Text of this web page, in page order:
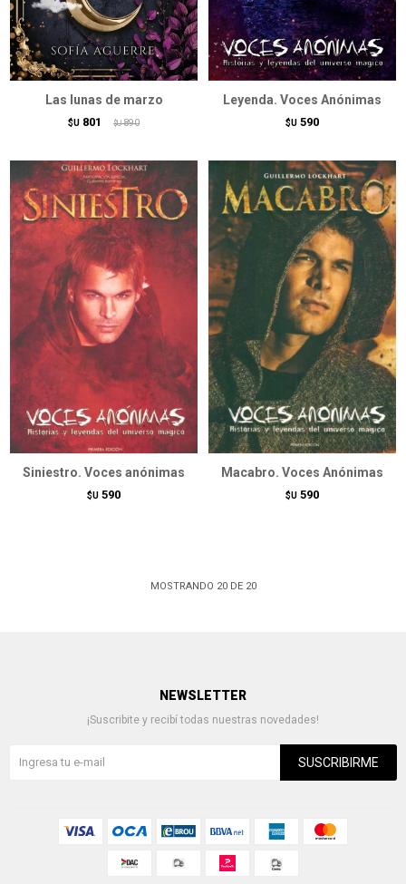
Las lunas de marzo
$U 801 $U 890
Leyenda. Voces Anónimas
$U 590
Siniestro. Voces anónimas
$U 590
Macabro. Voces Anónimas
$U 590
MOSTRANDO 20DE 20
NEWSLETTER
¡Suscribite y recibí todas nuestras novedades!
SUSCRIBIRME